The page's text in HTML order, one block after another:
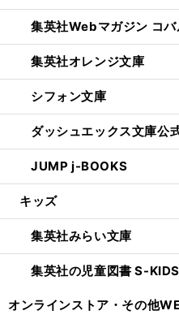
集英社Webマガジン コバ
集英社オレンジ文庫
シフォン文庫
ダッシュエックス文庫公
JUMP j-BOOKS
キッズ
集英社みらい文庫
集英社の児童図書 S-
オンラインストア・ その他